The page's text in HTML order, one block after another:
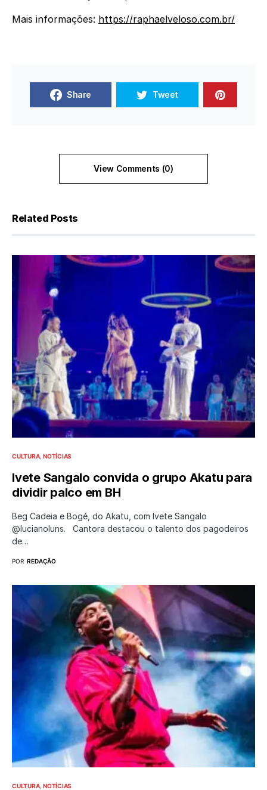
Mais informações: https://raphaelveloso.com.br/
Share Tweet
View Comments (0)
Related Posts
CULTURA NOTÍCIAS
Ivete Sangalo convida o grupo Akatu para
dividir palco em BH
Beg Cadeia e Bogé, do Akatu, com Ivete Sangalo
@lucianoluns. Cantora destacou o talento dos pagodeiros
de…
POR REDAÇÃO
CULTURA NOTÍCIAS